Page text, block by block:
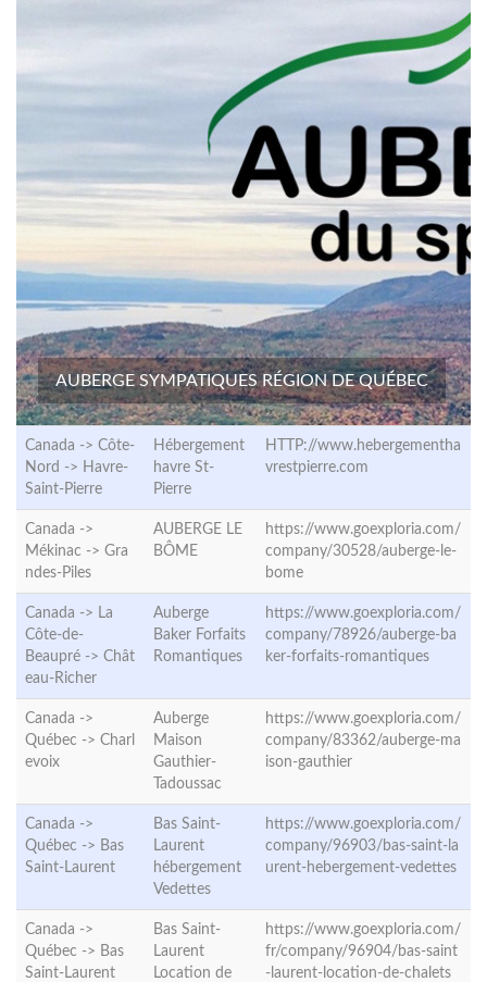
AUBERGE SYMPATIQUES RÉGION DE QUÉBEC
Canada -> Côte-
Nord -> Havre-
Saint-Pierre
Hébergement
havre St-
Pierre
HTTP://www.hebergementha
vrestpierre.com
Canada ->
Mékinac -> Gra
ndes-Piles
AUBERGE LE
BÔME
https://www.goexploria.com/
company/30528/auberge-le-
bome
Canada -> La
Côte-de-
Beaupré -> Chât
eau-Richer
Auberge
Baker Forfaits
Romantiques
https://www.goexploria.com/
company/78926/auberge-ba
ker-forfaits-romantiques
Canada ->
Québec -> Charl
evoix
Auberge
Maison
Gauthier-
Tadoussac
https://www.goexploria.com/
company/83362/auberge-ma
ison-gauthier
Canada ->
Québec -> Bas
Saint-Laurent
Bas Saint-
Laurent
hébergement
Vedettes
https://www.goexploria.com/
company/96903/bas-saint-la
urent-hebergement-vedettes
Canada ->
Québec -> Bas
Saint-Laurent
Bas Saint-
Laurent
Location de
https://www.goexploria.com/
fr/company/96904/bas-saint
-laurent-location-de-chalets